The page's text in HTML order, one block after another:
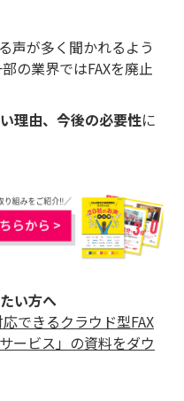
声が多く聞かれるよう
の業界ではFAXを廃止
理由、今後の必要性に
い方へ
できるクラウド型FAX
ービス」の資料をダウ